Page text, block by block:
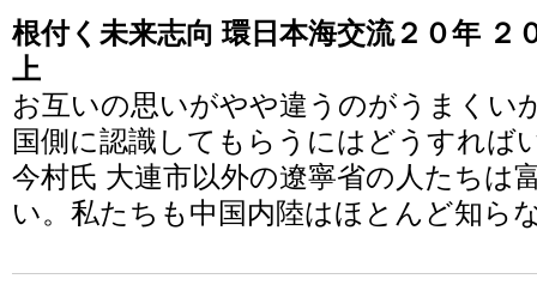
根付く未来志向 環日本海交流２０年 ２
上
お互いの思いがやや違うのがうまくい
国側に認識してもらうにはどうすれば
今村氏 大連市以外の遼寧省の人たちは
い。私たちも中国内陸はほとんど知ら